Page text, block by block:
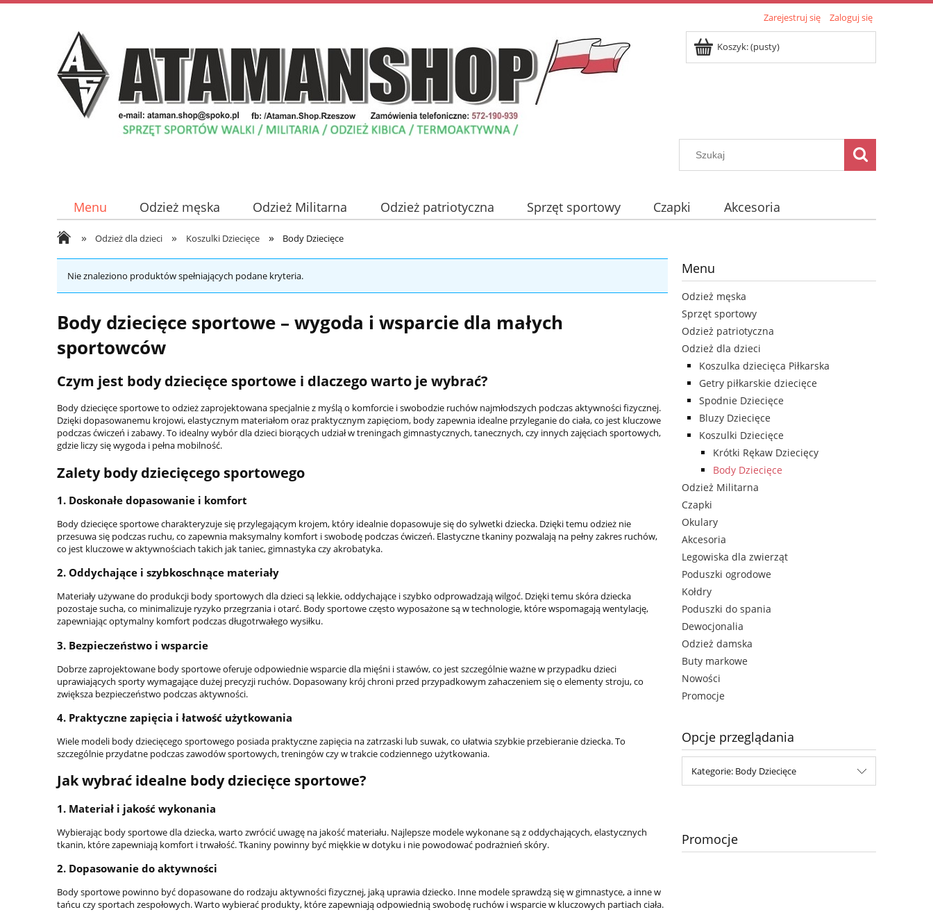
Zarejestruj się Zaloguj się
Koszyk:(pusty)
Menu Odzież męska Odzież Militarna Odzież patriotyczna Sprzęt sportowy Czapki
Akcesoria
Odzież damska
Płyty z Muzyką Nowości
» Odzież dla dzieci » Koszulki Dziecięce » Body Dziecięce
Nie znaleziono produktów spełniających podane kryteria.
Body dziecięce sportowe – wygoda i wsparcie dla małych
sportowców
Czym jest body dziecięce sportowe i dlaczego warto je wybrać?
Body dziecięce sportowe to odzież zaprojektowana specjalnie z myślą o komforcie i swobodzie ruchów najmłodszych podczas aktywności fizycznej.
Dzięki dopasowanemu krojowi, elastycznym materiałom oraz praktycznym zapięciom, body zapewnia idealne przyleganie do ciała, co jest kluczowe
podczas ćwiczeń i zabawy. To idealny wybór dla dzieci biorących udział w treningach gimnastycznych, tanecznych, czy innych zajęciach sportowych,
gdzie liczy się wygoda i pełna mobilność.
Zalety body dziecięcego sportowego
1. Doskonałe dopasowanie i komfort
Body dziecięce sportowe charakteryzuje się przylegającym krojem, który idealnie dopasowuje się do sylwetki dziecka. Dzięki temu odzież nie
przesuwa się podczas ruchu, co zapewnia maksymalny komfort i swobodę podczas ćwiczeń. Elastyczne tkaniny pozwalają na pełny zakres ruchów,
co jest kluczowe w aktywnościach takich jak taniec, gimnastyka czy akrobatyka.
2. Oddychające i szybkoschnące materiały
Materiały używane do produkcji body sportowych dla dzieci są lekkie, oddychające i szybko odprowadzają wilgoć. Dzięki temu skóra dziecka
pozostaje sucha, co minimalizuje ryzyko przegrzania i otarć. Body sportowe często wyposażone są w technologie, które wspomagają wentylację,
zapewniając optymalny komfort podczas długotrwałego wysiłku.
3. Bezpieczeństwo i wsparcie
Dobrze zaprojektowane body sportowe oferuje odpowiednie wsparcie dla mięśni i stawów, co jest szczególnie ważne w przypadku dzieci
uprawiających sporty wymagające dużej precyzji ruchów. Dopasowany krój chroni przed przypadkowym zahaczeniem się o elementy stroju, co
zwiększa bezpieczeństwo podczas aktywności.
4. Praktyczne zapięcia i łatwość użytkowania
Wiele modeli body dziecięcego sportowego posiada praktyczne zapięcia na zatrzaski lub suwak, co ułatwia szybkie przebieranie dziecka. To
szczególnie przydatne podczas zawodów sportowych, treningów czy w trakcie codziennego użytkowania.
Jak wybrać idealne body dziecięce sportowe?
1. Materiał i jakość wykonania
Wybierając body sportowe dla dziecka, warto zwrócić uwagę na jakość materiału. Najlepsze modele wykonane są z oddychających, elastycznych
tkanin, które zapewniają komfort i trwałość. Tkaniny powinny być miękkie w dotyku i nie powodować podrażnień skóry.
2. Dopasowanie do aktywności
Body sportowe powinno być dopasowane do rodzaju aktywności fizycznej, jaką uprawia dziecko. Inne modele sprawdzą się w gimnastyce, a inne w
tańcu czy sportach zespołowych. Warto wybierać produkty, które zapewniają odpowiednią swobodę ruchów i wsparcie w kluczowych partiach ciała.
Menu
Odzież męska
Sprzęt sportowy
Odzież patriotyczna
Odzież dla dzieci
Koszulka dziecięca Piłkarska
Getry piłkarskie dziecięce
Spodnie Dziecięce
Bluzy Dziecięce
Koszulki Dziecięce
Krótki Rękaw Dziecięcy
Body Dziecięce
Odzież Militarna
Czapki
Okulary
Akcesoria
Legowiska dla zwierząt
Poduszki ogrodowe
Kołdry
Poduszki do spania
Dewocjonalia
Odzież damska
Buty markowe
Nowości
Promocje
Opcje przeglądania
Kategorie: Body Dziecięce
Promocje